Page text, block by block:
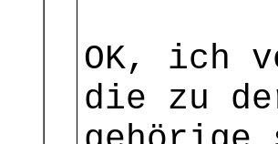
OK, ich
die zu